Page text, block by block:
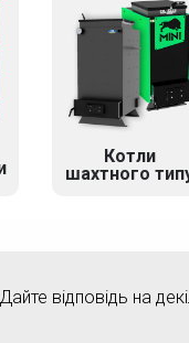
Котли
шахтного
відповідь на